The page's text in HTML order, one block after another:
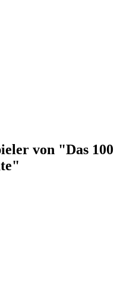
von "Das 100